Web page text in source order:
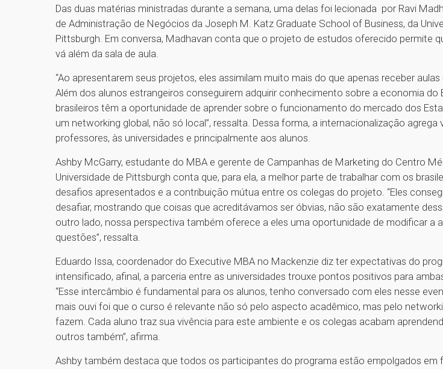
Das duas matérias ministradas durante a semana, uma delas foi lecionada por Ravi
de Administração de Negócios da Joseph M. Katz Graduate School of Business, da
Pittsburgh. Em conversa, Madhavan conta que o projeto de estudos oferecido permite
vá além da sala de aula.
“Ao apresentarem seus projetos, eles assimilam muito mais do que apenas receber
Além dos alunos estrangeiros conseguirem adquirir conhecimento sobre a economia do
brasileiros têm a oportunidade de aprender sobre o funcionamento do mercado dos
um networking global, não só local”, ressalta. Dessa forma, a internacionalização agrega
professores, às universidades e principalmente aos alunos.
Ashby McGarry, estudante do MBA e gerente de Campanhas de Marketing do Centro
Universidade de Pittsburgh conta que, para ela, a melhor parte de trabalhar com os
desafios apresentados e a contribuição mútua entre os colegas do projeto. “Eles
desafiar, mostrando que coisas que acreditávamos ser óbvias, não são exatamente
outro lado, nossa perspectiva também oferece a eles uma oportunidade de modificar a
questões”, ressalta.
Eduardo Issa, coordenador do Executive MBA no Mackenzie diz ter expectativas do
intensificado, afinal, a parceria entre as universidades trouxe pontos positivos para
“Esse intercâmbio é fundamental para os alunos, tenho conversado com eles nesse
mais ouvi foi que o curso é relevante não só pelo aspecto acadêmico, mas pelo
fazem. Cada aluno traz sua vivência para este ambiente e os colegas acabam
outros também”, afirma.
Ashby também destaca que todos os participantes do programa estão empolgados em